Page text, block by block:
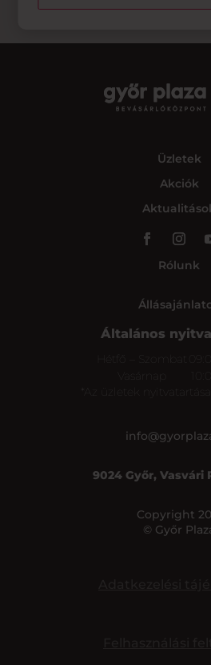
Üzletek
Akciók
Rólunk
Általános
*Az üzletek
9024 Győr, Vasvári
Copyright
© Győr